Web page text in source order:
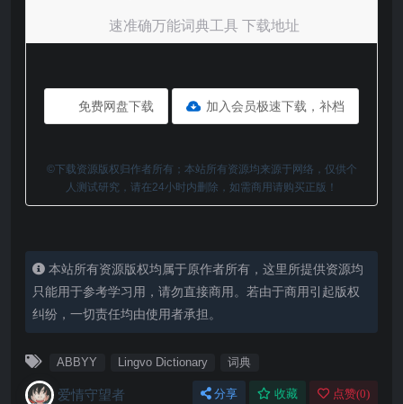
速准确万能词典工具 下载地址
免费网盘下载 加入会员极速下载，补档
©下载资源版权归作者所有；本站所有资源均来源于网络，仅供个
人测试研究，请在24小时内删除，如需商用请购买正版！
本站所有资源版权均属于原作者所有，这里所提供资源均
只能用于参考学习用，请勿直接商用。若由于商用引起版权
纠纷，一切责任均由使用者承担。
ABBYY Lingvo Dictionary 词典
爱情守望者 分享 收藏 点赞(0)